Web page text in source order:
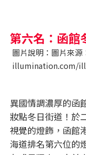
第六名：函館
圖片說明：圖片來
illumination.com/
異國情調濃厚的函
妝點冬日街道！於
視覺的燈飾，函館
海道排名第六位的